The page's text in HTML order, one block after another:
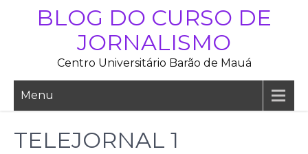
BLOG DO CURSO DE
JORNALISMO
Centro Universitário Barão de Mauá
Menu
TELEJORNAL 1